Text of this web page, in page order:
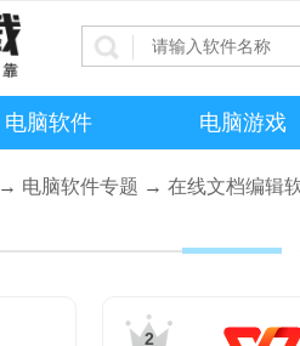
电脑软件 电脑游戏
→ 电脑软件专题 → 在线文档编辑